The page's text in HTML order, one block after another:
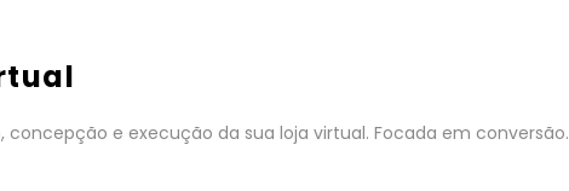
concepção e execução da sua loja virtual. Focada em conversão.